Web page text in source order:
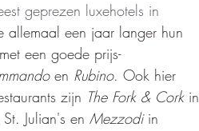
geprezen luxehotels in
allemaal een jaar langer hun
een goede prijs-
en Rubino. Ook hier
zijn The Fork & Cork in
Julian's en Mezzodi in